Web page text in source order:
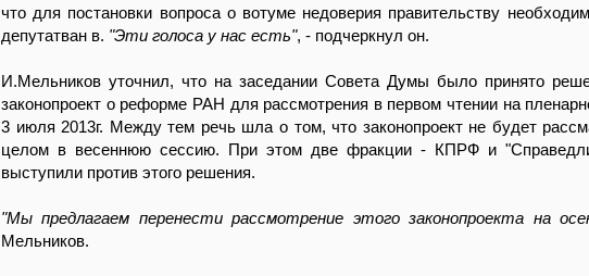
что для постановки вопроса о вотуме недоверия правительству
депутатван в. "Эти голоса у нас есть", - подчеркнул он.
И.Мельников уточнил, что на заседании Совета Думы было принято
законопроект о реформе РАН для рассмотрения в первом чтении на
3 июля 2013г. Между тем речь шла о том, что законопроект не будет
целом в весеннюю сессию. При этом две фракции - КПРФ и
выступили против этого решения.
"Мы предлагаем перенести рассмотрение этого законопроекта на
Мельников.